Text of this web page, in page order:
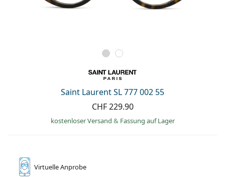
Saint Laurent SL 777 002 55
CHF 229.90
kostenloser Versand & Fassung auf Lager
VirtuelleAnprobe